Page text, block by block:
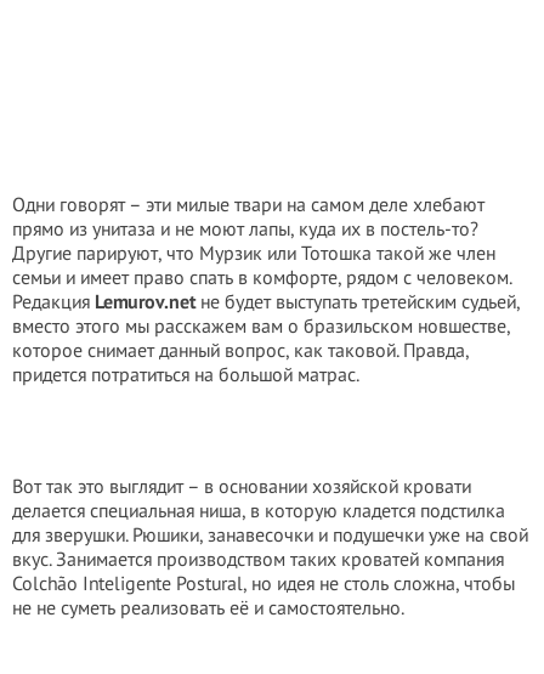
Одни говорят – эти милые твари на самом деле хлебают
прямо из унитаза и не моют лапы, куда их в постель-то?
Другие парируют, что Мурзик или Тотошка такой же член
семьи и имеет право спать в комфорте, рядом с человеком.
Редакция Lemurov.net не будет выступать третейским судьей,
вместо этого мы расскажем вам о бразильском новшестве,
которое снимает данный вопрос, как таковой. Правда,
придется потратиться на большой матрас.
Вот так это выглядит – в основании хозяйской кровати
делается специальная ниша, в которую кладется подстилка
для зверушки. Рюшики, занавесочки и подушечки уже на свой
вкус. Занимается производством таких кроватей компания
Colchão Inteligente Postural, но идея не столь сложна, чтобы
не не суметь реализовать её и самостоятельно.